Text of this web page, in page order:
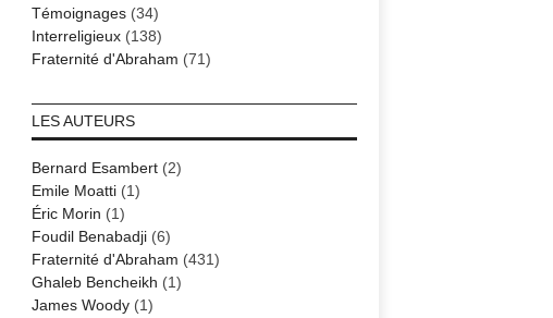
Témoignages(34)
Interreligieux(138)
Fraternité d'Abraham (71)
LES AUTEURS
Bernard Esambert(2)
Emile Moatti(1)
Éric Morin (1)
Foudil Benabadji(6)
Fraternité d'Abraham (431)
Ghaleb Bencheikh (1)
James Woody(1)